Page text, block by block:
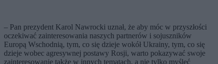
– Pan prezydent Karol Nawrocki uznał, że aby móc w przyszłości
oczekiwać zainteresowania naszych partnerów i sojuszników
Europą Wschodnią, tym, co się dzieje wokół Ukrainy, tym, co się
dzieje wobec agresywnej postawy Rosji, warto pokazywać swoje
zainteresowanie także w innych tematach, a nie tylko myśleć